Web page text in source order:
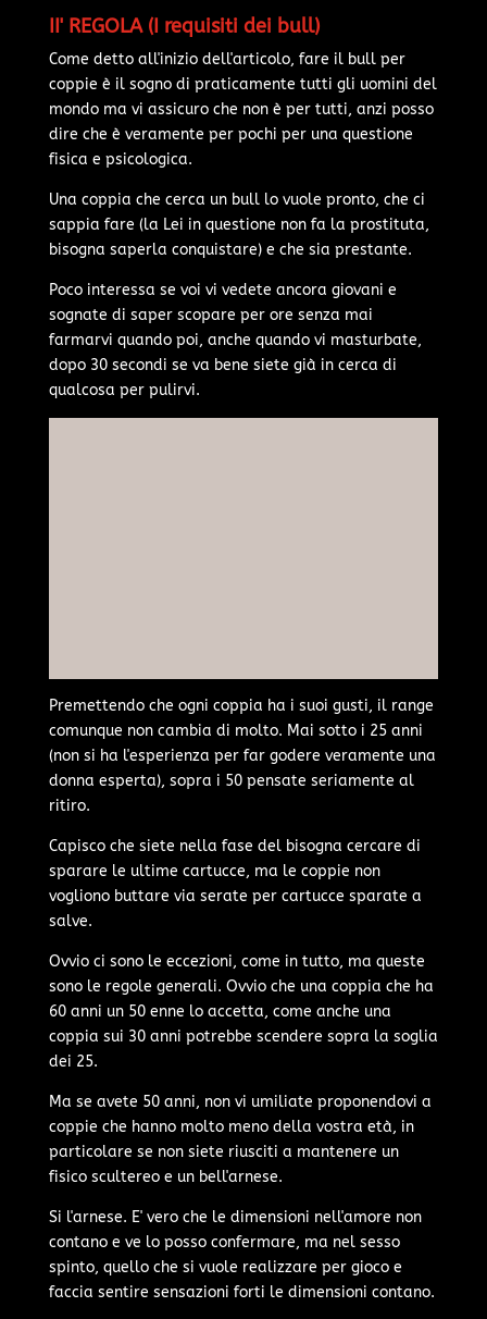
II' REGOLA (I requisiti dei bull)
Come detto all'inizio dell'articolo, fare il bull per
coppie è il sogno di praticamente tutti gli uomini del
mondo ma vi assicuro che non è per tutti, anzi posso
dire che è veramente per pochi per una questione
fisica e psicologica.
Una coppia che cerca un bull lo vuole pronto, che ci
sappia fare (la Lei in questione non fa la prostituta,
bisogna saperla conquistare) e che sia prestante.
Poco interessa se voi vi vedete ancora giovani e
sognate di saper scopare per ore senza mai
farmarvi quando poi, anche quando vi masturbate,
dopo 30 secondi se va bene siete già in cerca di
qualcosa per pulirvi.
Premettendo che ogni coppia ha i suoi gusti, il range
comunque non cambia di molto. Mai sotto i 25 anni
(non si ha l'esperienza per far godere veramente una
donna esperta), sopra i 50 pensate seriamente al
ritiro.
Capisco che siete nella fase del bisogna cercare di
sparare le ultime cartucce, ma le coppie non
vogliono buttare via serate per cartucce sparate a
salve.
Ovvio ci sono le eccezioni, come in tutto, ma queste
sono le regole generali. Ovvio che una coppia che ha
60 anni un 50 enne lo accetta, come anche una
coppia sui 30 anni potrebbe scendere sopra la soglia
dei 25.
Ma se avete 50 anni, non vi umiliate proponendovi a
coppie che hanno molto meno della vostra età, in
particolare se non siete riusciti a mantenere un
fisico scultereo e un bell'arnese.
Si l'arnese. E' vero che le dimensioni nell'amore non
contano e ve lo posso confermare, ma nel sesso
spinto, quello che si vuole realizzare per gioco e
faccia sentire sensazioni forti le dimensioni contano.